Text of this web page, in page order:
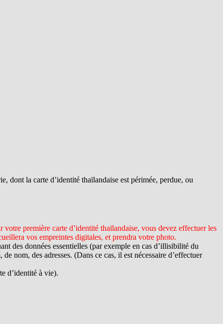
dont la carte d’identité thaïlandaise est périmée, perdue, ou
première carte d’identité thaïlandaise, vous devez effectuer les
vos empreintes digitales, et prendra votre photo.
des données essentielles (par exemple en cas d’illisibilité du
nom, des adresses. (Dans ce cas, il est nécessaire d’effectuer
d’identité à vie).